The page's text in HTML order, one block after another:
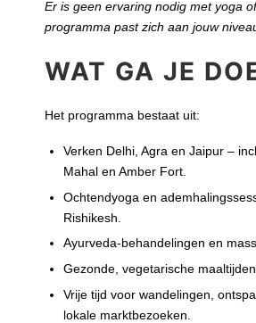
Er is geen ervaring nodig met yoga
programma past zich aan jouw
WAT GA JE
Het programma bestaat uit:
Verken Delhi, Agra en Jaipur –
Mahal en Amber Fort.
Ochtendyoga en
Rishikesh.
Ayurveda-behandelingen en
Gezonde, vegetarische maaltijden.
Vrije tijd voor wandelingen,
lokale marktbezoeken.